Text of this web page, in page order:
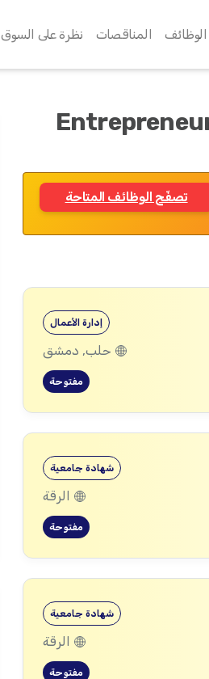
الوظائف المناقصات نظرة على السوق
تصفّح الوظائف المتاحة
إدارة الأعمال
حلب, دمشق
مفتوحة
شهادة جامعية
الرقة
مفتوحة
شهادة جامعية
الرقة
مفتوحة